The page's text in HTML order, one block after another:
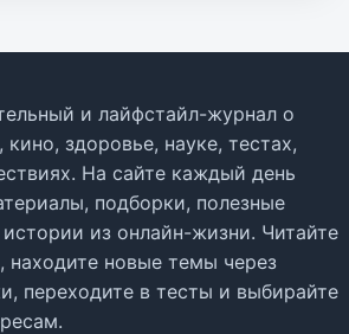
и лайфстайл-журнал о
кино, здоровье, науке, тестах,
На сайте каждый день
подборки, полезные
из онлайн-жизни. Читайте
находите новые темы через
переходите в тесты и выбирайте